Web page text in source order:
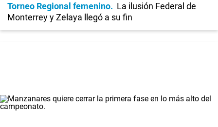
Torneo Regional femenino
La ilusión Federal de
Monterrey y Zelaya llegó a su fin